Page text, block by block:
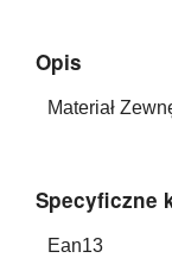
Opis
Materiał
Specyficzne
Ean13